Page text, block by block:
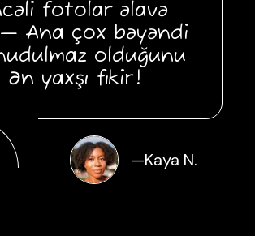
fotolar əlavə
Ana çox bəyəndi
olduğunu
Ən yaxşı fikir!
—Kaya N.